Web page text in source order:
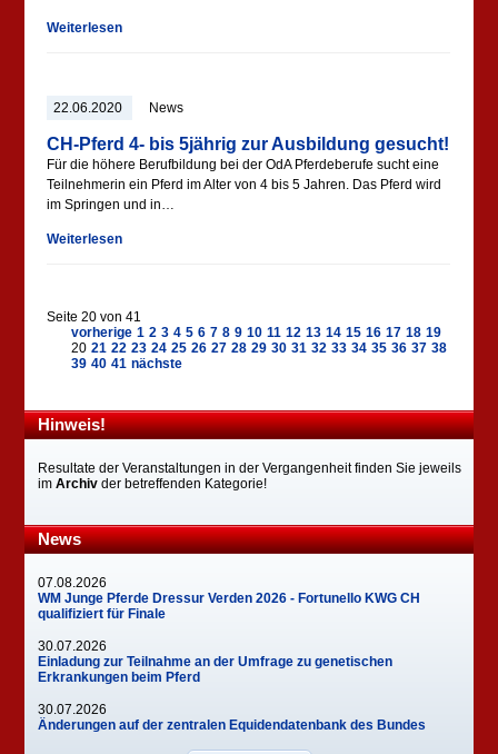
Weiterlesen
22.06.2020 News
CH-Pferd 4- bis 5jährig zur Ausbildung gesucht!
Für die höhere Berufbildung bei der OdA Pferdeberufe sucht eine
Teilnehmerin ein Pferd im Alter von 4 bis 5 Jahren. Das Pferd wird
im Springen und in…
Weiterlesen
Seite 20 von 41
vorherige 1 2 3 4 5 6 7 8 9 10 11 12 13 14 15 16 17 18 19
20 21 22 23 24 25 26 27 28 29 30 31 32 33 34 35 36 37 38
39 40 41 nächste
Hinweis!
Resultate der Veranstaltungen in der Vergangenheit finden Sie jeweils
imArchiv der betreffenden Kategorie!
News
07.08.2026
WM Junge Pferde Dressur Verden 2026 - Fortunello KWG CH
qualifiziert für Finale
30.07.2026
Einladung zur Teilnahme an der Umfrage zu genetischen
Erkrankungen beim Pferd
30.07.2026
Änderungen auf der zentralen Equidendatenbank des Bundes